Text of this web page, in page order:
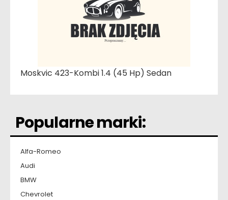
Moskvic 423-Kombi 1.4 (45 Hp) Sedan
Popularne marki:
Alfa-Romeo
Audi
BMW
Chevrolet